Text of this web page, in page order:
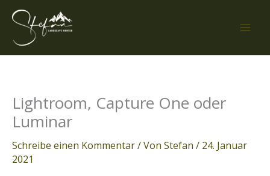
Zum
Inhalt
springen
Lightroom, Capture One oder
Luminar
Schreibe einen Kommentar/ Von Stefan / 24. Januar
2021